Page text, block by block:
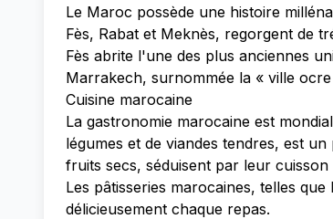
Le Maroc possède une histoire
Fès, Rabat et Meknès, regorgent de
Fès abrite l'une des plus anciennes
Marrakech, surnommée la « ville
Cuisine marocaine
La gastronomie marocaine est
légumes et de viandes tendres, est
fruits secs, séduisent par leur
Les pâtisseries marocaines, telles
délicieusement chaque repas.